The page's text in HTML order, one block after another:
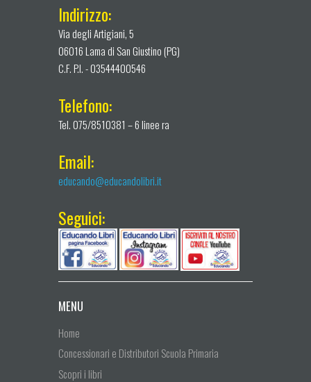
Indirizzo:
Via degli Artigiani, 5
06016 Lama di San Giustino (PG)
C.F. P.I. - 03544400546
Telefono:
Tel. 075/8510381 – 6 linee ra
Email:
educando@educandolibri.it
Seguici:
MENU
Home
Concessionari e Distributori Scuola Primaria
Scopri i libri